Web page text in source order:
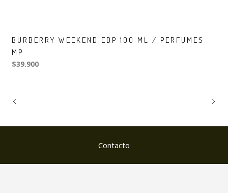
BURBERRY WEEKEND EDP 100 ML / PERFUMES
MP
$39.900
Contacto